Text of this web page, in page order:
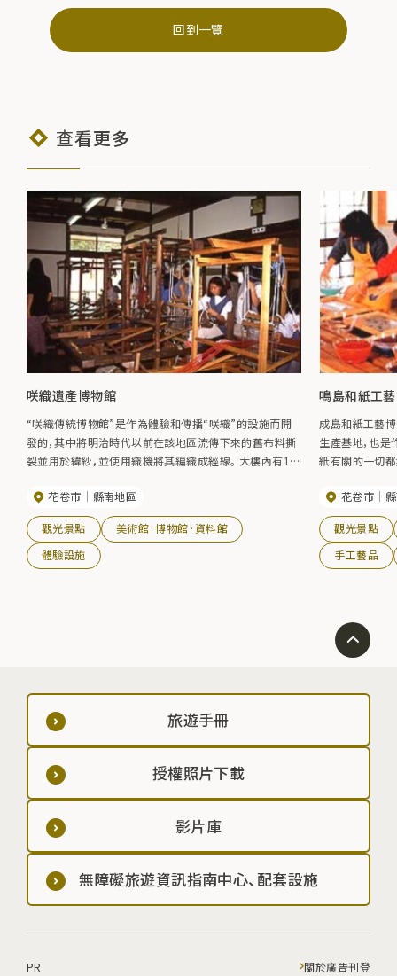
回到一覽
查看更多
咲織遺產博物館
“咲織傳統博物館”是作為體驗和傳播“咲織”的設施而開
發的，其中將明治時代以前在該地區流傳下來的舊布料撕
裂並用於緯紗，並使用織機將其編織成經線。 大樓內有13
織造體驗，並且他們還展示和銷售saki編織產品。
花卷市 縣南地區
觀光景點
美術館·博物館·資料館
體驗設施
鳴島和紙工
成島和紙工藝
生產基地，也
紙有關的一切
還可以觀察造
花卷市
觀光景點
手工藝品
旅遊手冊
授權照片下載
影片庫
無障礙旅遊資訊指南中心、配套設施
PR 關於廣告刊登